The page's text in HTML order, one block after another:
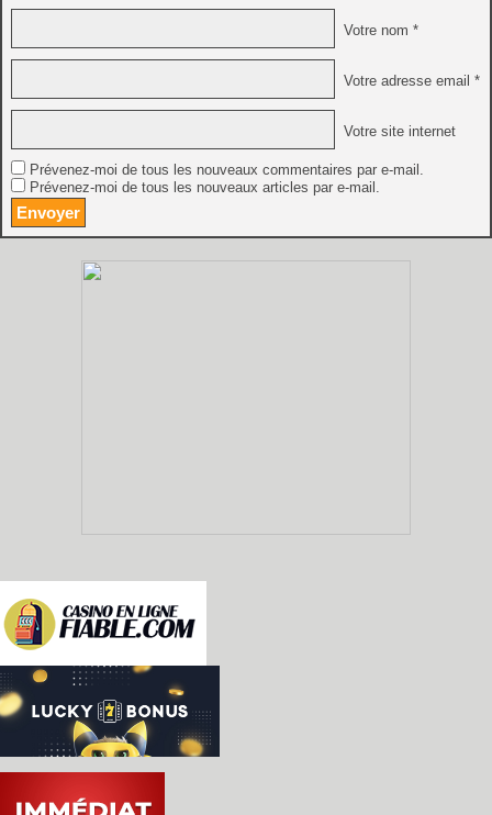
Votre nom *
Votre adresse email *
Votre site internet
Prévenez-moi de tous les nouveaux commentaires par e-mail.
Prévenez-moi de tous les nouveaux articles par e-mail.